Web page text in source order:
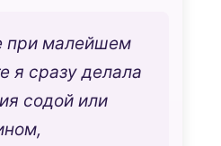
при малейшем
я сразу делала
содой или